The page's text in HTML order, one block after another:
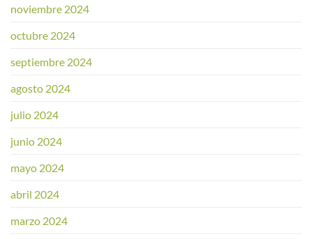
noviembre 2024
octubre 2024
septiembre 2024
agosto 2024
julio 2024
junio 2024
mayo 2024
abril 2024
marzo 2024